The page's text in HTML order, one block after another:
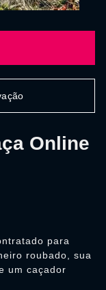
Online
para
roubado, sua
um caçador